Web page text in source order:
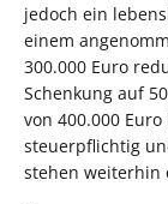
jedoch ein
einem
300.000 Euro
Schenkung auf
von 400.000
steuerpflichtig
stehen weiterhin